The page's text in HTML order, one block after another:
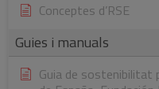
Conceptes d’RSE
Guies i manuals
Guia de sostenibilitat